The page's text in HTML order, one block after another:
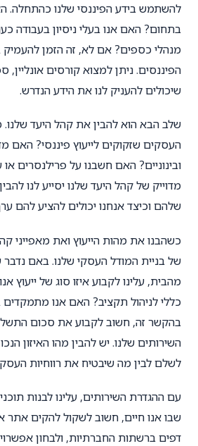
להשתמש בידע הפיננסי שלנו כהתחלה.
בתחום? האם אנו בעלי ניסיון בעבודה
מנהלי כספים? אם לא, זה הזמן
הפיננסים. ניתן למצוא קורסים אונליין,
שיכולים להעניק לנו את הידע הנדרש.
שלב הבא הוא להבין את קהל היעד שלנו.
העסקים שזקוקים לייעוץ פיננסי? האם
ובינוניים? האם חשבנו על פרילנסרים
מדוייק של קהל היעד שלנו יסייע לנו
שלהם וכיצד אנחנו יכולים להציע להם
כשהבנו את מהות הייעוץ ואת מאפייני
של בניית המודל העסקי שלנו. באם נדבר
מהבית, עלינו לקבוע איזו סוג של ייעוץ
כללי לניהול תקציב? האם אנו
בהקשר זה, חשוב לקבוע את סכום
השירותים שלנו. יש להבין מהו האיזון
לשלם לבין מה שיבטיח את רווחיות
עם ההגדרת השירותים, עלינו לבנות
שבו אנו חיים, חשוב לשקול להקים אתר
דפים ברשתות החברתיות, ולבחון